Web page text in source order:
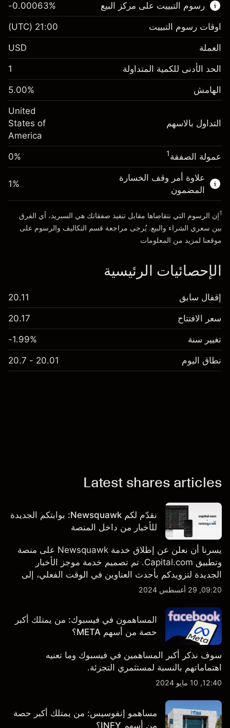
اعرف المزيد عن:
عقود الفروقات
الهامش. استثمارك $1,000.00
-0.021596
%
(-$4.32)
المال من الرافعة المالية ~
الذهاب إلى المنصة
رسوم التبييت على مركز البيع
الهامش. استثمارك $1,000.00
-0.000626
%
(-$0.13)
المال من الرافعة المالية ~$19,000.00
الذهاب إلى المنصة
-0.00063%
اوقات رسوم التبييت 21:00
(UTC)
العملة USD
الحد الأدنى للكمية المتداولة 1
الهامش 5.00%
التداول بالاسهم
United
States of
America
عمولة الصفقة1
0%
علاوة أمر وقف الخسارة
المضمون
1%
1إن الرسوم التي نتقاضاها مقابل تنفيذ صفقاتك هي السبريد، أي الفرق
بين سعري الشراء والبيع. يُرجى مراجعة قسم التكاليف والرسوم على
موقعنا لمزيد من المعلومات
الإحصائيات الرئيسية
إقفال سابق 20.11
سعر الافتتاح 20.17
تغيير سنة -1.99%
نطاق اليوم 20.01 - 20.7
Latest shares articles
نقدّم لكم Newsquawk: بوابتكم الجديدة
للأخبار من داخل المنصة
يسرنا أن نعلن عن إطلاق خدمة Newsquawk على منصة
وتطبيق Capital.com. تم تصميم خدمة موجز الأخبار
الجديدة لتزويدكم بأحدث العناوين في الوقت الفعلي، إلى
جانب قصص إخبارية مخصصة وتقارير تحليلية متعمقة - وكل
بالضبط.
09:20, 29 أغسطس 2024
المساهمون في فيسبوك: من يمتلك أكبر
حصة من أسهم META؟
سوف نذكر أكبر المساهمين في فيسبوك وما تعنيه
اهتماماتهم بالنسبة لمستثمري التجزئة.
12:40, 10 مايو 2024
مساهمو إنفوسيس: من يمتلك أكبر حصة
من أسهم INFY؟